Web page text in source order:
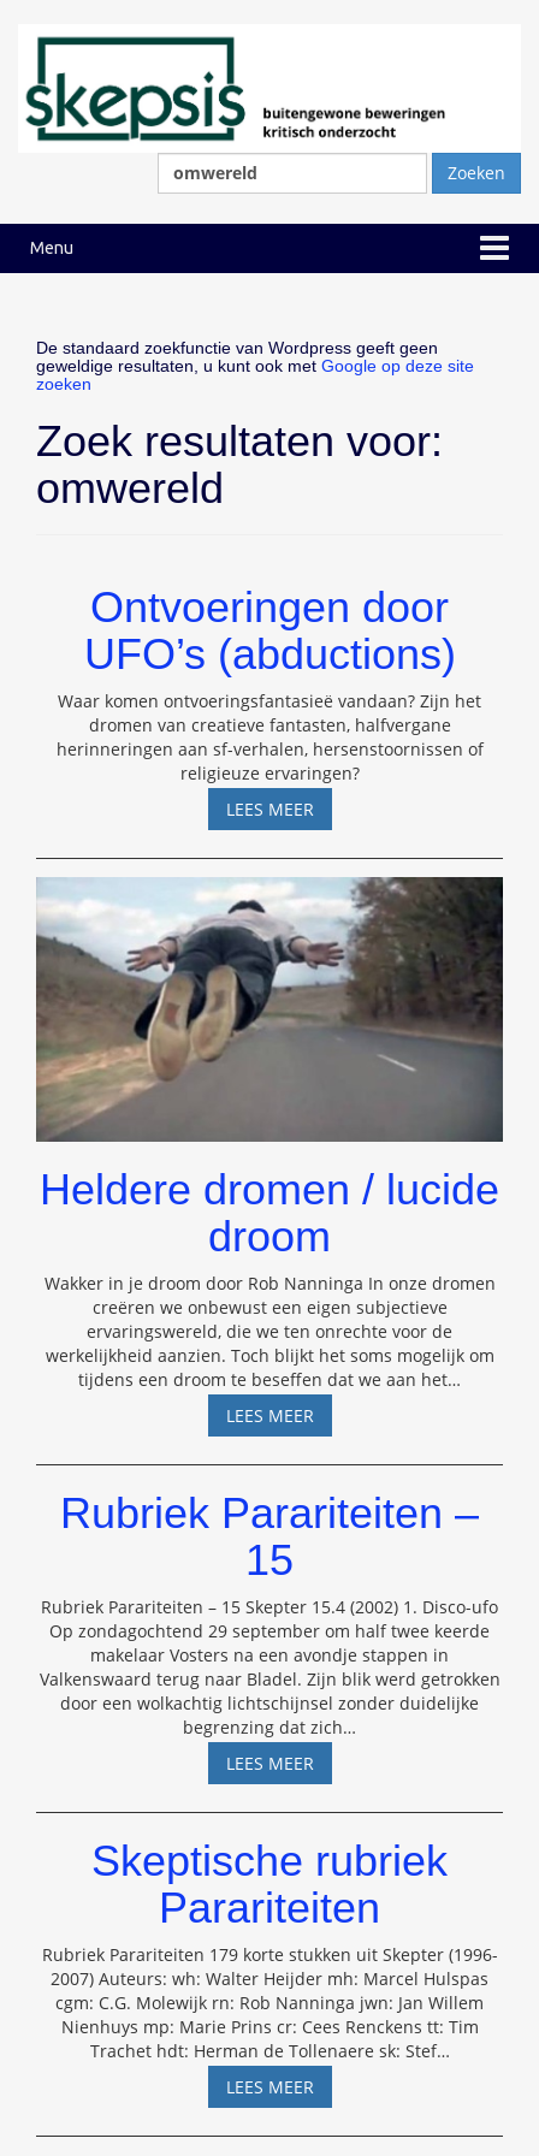
Zoeken
naar:
Menu
De standaard zoekfunctie van Wordpress geeft geen
geweldige resultaten, u kunt ook met Google op deze site
zoeken
Zoek resultaten voor:
omwereld
Ontvoeringen door
UFO’s (abductions)
Waar komen ontvoeringsfantasieë vandaan? Zijn het
dromen van creatieve fantasten, halfvergane
herinneringen aan sf-verhalen, hersenstoornissen of
religieuze ervaringen?
LEES MEERONTVOERINGEN
DOOR
UFO’S
(ABDUCTIONS)
Heldere dromen / lucide
droom
Wakker in je droom door Rob Nanninga In onze dromen
creëren we onbewust een eigen subjectieve
ervaringswereld, die we ten onrechte voor de
werkelijkheid aanzien. Toch blijkt het soms mogelijk om
tijdens een droom te beseffen dat we aan het…
LEES MEERHELDERE
DROMEN
/
DROOM
Rubriek Parariteiten –
15
Rubriek Parariteiten – 15 Skepter 15.4 (2002) 1. Disco-ufo
Op zondagochtend 29 september om half twee keerde
makelaar Vosters na een avondje stappen in
Valkenswaard terug naar Bladel. Zijn blik werd getrokken
door een wolkachtig lichtschijnsel zonder duidelijke
begrenzing dat zich…
LEES MEERRUBRIEK
PARARITEITEN
–
Skeptische rubriek
Parariteiten
Rubriek Parariteiten 179 korte stukken uit Skepter (1996-
2007) Auteurs: wh: Walter Heijder mh: Marcel Hulspas
cgm: C.G. Molewijk rn: Rob Nanninga jwn: Jan Willem
Nienhuys mp: Marie Prins cr: Cees Renckens tt: Tim
Trachet hdt: Herman de Tollenaere sk: Stef…
LEES MEERSKEPTISCHE
RUBRIEK
PARARITEITEN